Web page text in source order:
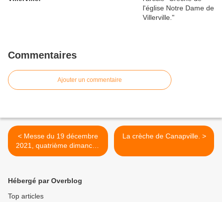
Commentaires
Ajouter un commentaire
< Messe du 19 décembre
2021, quatrième dimanche
de l'Avent.
La crèche de Canapville. >
Hébergé par Overblog
Top articles